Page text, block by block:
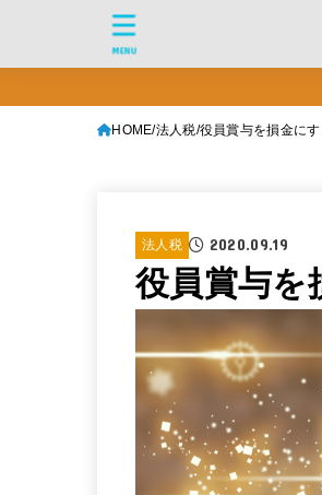
MENU
HOME 法人税 役員賞与を損金に
法人税 2020.09.19
役員賞与を